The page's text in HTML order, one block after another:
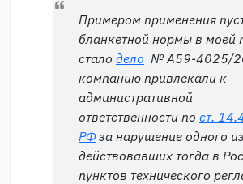
Примером применения
бланкетной нормы в моей
стало дело № А59-4025/
компанию привлекали к
административной
ответственности по ст.
РФза нарушение одного из
действовавших тогда в
пунктов технического